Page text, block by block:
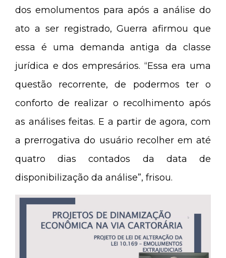
dos emolumentos para após a análise do
ato a ser registrado, Guerra afirmou que
essa é uma demanda antiga da classe
jurídica e dos empresários. “Essa era uma
questão recorrente, de podermos ter o
conforto de realizar o recolhimento após
as análises feitas. E a partir de agora, com
a prerrogativa do usuário recolher em até
quatro dias contados da data de
disponibilização da análise”, frisou.